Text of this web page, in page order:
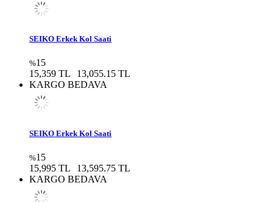
SEIKO Erkek Kol Saati
%15
15,359 TL
13,055.15 TL
KARGO BEDAVA
SEIKO Erkek Kol Saati
%15
15,995 TL
13,595.75 TL
KARGO BEDAVA